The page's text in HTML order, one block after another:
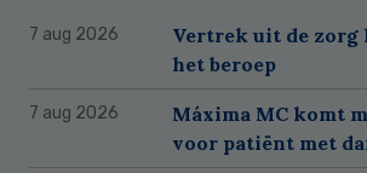
7 aug 2026
Vertrek uit de zorg
het beroep
7 aug 2026
Máxima MC komt
voor patiënt met